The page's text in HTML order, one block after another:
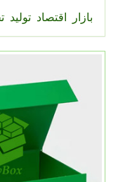
بازار اقتصاد تولید